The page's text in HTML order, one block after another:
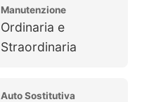
Manutenzione
Ordinaria e
Straordinaria
Auto Sostitutiva